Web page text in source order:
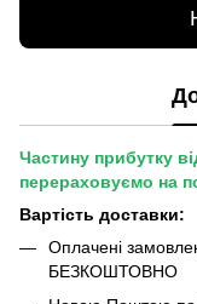
Частину прибутку
перераховуємо на
Вартість доставки:
Оплачені
БЕЗКОШТОВНО